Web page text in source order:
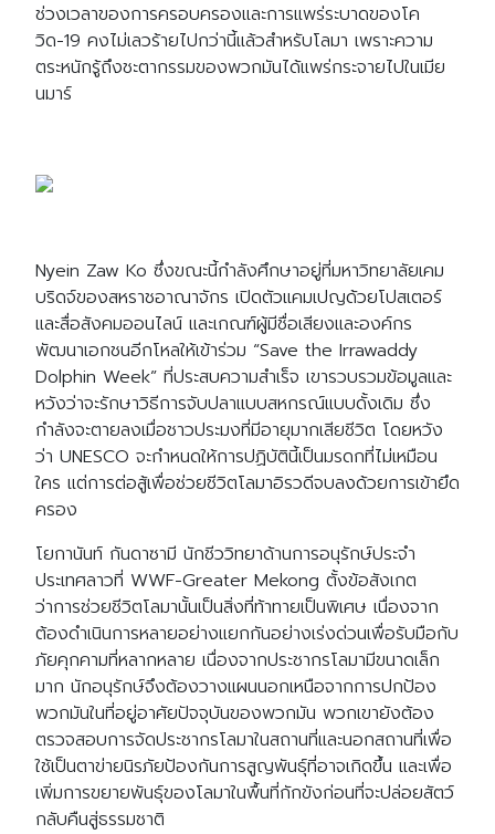
Search
for: Search
ช่วงเวลาของการครอบครองและการแพร่ระบาดของโค
วิด-19 คงไม่เลวร้ายไปกว่านี้แล้วสำหรับโลมา เพราะความ
ตระหนักรู้ถึงชะตากรรมของพวกมันได้แพร่กระจายไปในเมีย
นมาร์
Nyein Zaw Ko ซึ่งขณะนี้กำลังศึกษาอยู่ที่มหาวิทยาลัยเคม
บริดจ์ของสหราชอาณาจักร เปิดตัวแคมเปญด้วยโปสเตอร์
และสื่อสังคมออนไลน์ และเกณฑ์ผู้มีชื่อเสียงและองค์กร
พัฒนาเอกชนอีกโหลให้เข้าร่วม “Save the Irrawaddy
Dolphin Week” ที่ประสบความสำเร็จ เขารวบรวมข้อมูลและ
หวังว่าจะรักษาวิธีการจับปลาแบบสหกรณ์แบบดั้งเดิม ซึ่ง
กำลังจะตายลงเมื่อชาวประมงที่มีอายุมากเสียชีวิต โดยหวัง
ว่า UNESCO จะกำหนดให้การปฏิบัตินี้เป็นมรดกที่ไม่เหมือน
ใคร แต่การต่อสู้เพื่อช่วยชีวิตโลมาอิรวดีจบลงด้วยการเข้ายึด
ครอง
โยกานันท์ กันดาซามี นักชีววิทยาด้านการอนุรักษ์ประจำ
ประเทศลาวที่ WWF-Greater Mekong ตั้งข้อสังเกต
ว่าการช่วยชีวิตโลมานั้นเป็นสิ่งที่ท้าทายเป็นพิเศษ เนื่องจาก
ต้องดำเนินการหลายอย่างแยกกันอย่างเร่งด่วนเพื่อรับมือกับ
ภัยคุกคามที่หลากหลาย เนื่องจากประชากรโลมามีขนาดเล็ก
มาก นักอนุรักษ์จึงต้องวางแผนนอกเหนือจากการปกป้อง
พวกมันในที่อยู่อาศัยปัจจุบันของพวกมัน พวกเขายังต้อง
ตรวจสอบการจัดประชากรโลมาในสถานที่และนอกสถานที่เพื่อ
ใช้เป็นตาข่ายนิรภัยป้องกันการสูญพันธุ์ที่อาจเกิดขึ้น และเพื่อ
เพิ่มการขยายพันธุ์ของโลมาในพื้นที่กักขังก่อนที่จะปล่อยสัตว์
กลับคืนสู่ธรรมชาติ